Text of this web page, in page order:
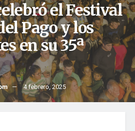
el Festival
Pago y los
en su 35ª
4 febrero, 2025